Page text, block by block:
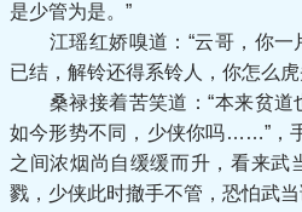
是少管为是。”
江瑶红娇嗅道：“云哥，你一
已结，解铃还得系铃人，你怎么
桑禄接着苦笑道：“本来贫道
如今形势不同，少侠你吗……”，
之间浓烟尚自缓缓而升，看来武
戮，少侠此时撤手不管，恐怕武